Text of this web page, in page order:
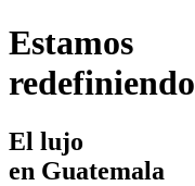
Estamos
redefiniendo
El lujo
en Guatemala